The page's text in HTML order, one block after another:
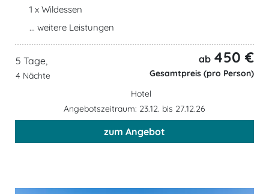
1 x Wildessen
... weitere Leistungen
5 Tage,
4 Nächte
ab 450 €
Gesamtpreis (pro Person)
Hotel
Angebotszeitraum: 23.12. bis 27.12.26
zum Angebot